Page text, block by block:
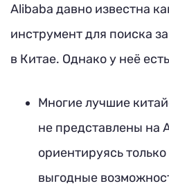
Alibaba давно известна
инструмент для поиска
в Китае. Однако у неё
Многие лучшие
не представлены на
ориентируясь
выгодные